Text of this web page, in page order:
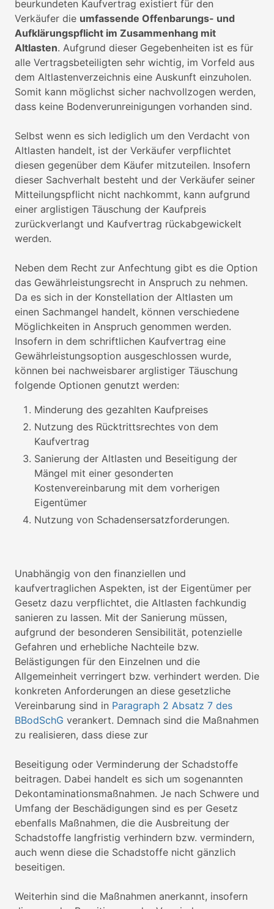
beurkundeten Kaufvertrag existiert für den
Verkäufer die umfassende Offenbarungs- und
Aufklärungspflicht im Zusammenhang mit
Altlasten. Aufgrund dieser Gegebenheiten ist es für
alle Vertragsbeteiligten sehr wichtig, im Vorfeld aus
dem Altlastenverzeichnis eine Auskunft einzuholen.
Somit kann möglichst sicher nachvollzogen werden,
dass keine Bodenverunreinigungen vorhanden sind.
Selbst wenn es sich lediglich um den Verdacht von
Altlasten handelt, ist der Verkäufer verpflichtet
diesen gegenüber dem Käufer mitzuteilen. Insofern
dieser Sachverhalt besteht und der Verkäufer seiner
Mitteilungspflicht nicht nachkommt, kann aufgrund
einer arglistigen Täuschung der Kaufpreis
zurückverlangt und Kaufvertrag rückabgewickelt
werden.
Neben dem Recht zur Anfechtung gibt es die Option
das Gewährleistungsrecht in Anspruch zu nehmen.
Da es sich in der Konstellation der Altlasten um
einen Sachmangel handelt, können verschiedene
Möglichkeiten in Anspruch genommen werden.
Insofern in dem schriftlichen Kaufvertrag eine
Gewährleistungsoption ausgeschlossen wurde,
können bei nachweisbarer arglistiger Täuschung
folgende Optionen genutzt werden:
Minderung des gezahlten Kaufpreises
Nutzung des Rücktrittsrechtes von dem
Kaufvertrag
Sanierung der Altlasten und Beseitigung der
Mängel mit einer gesonderten
Kostenvereinbarung mit dem vorherigen
Eigentümer
Nutzung von Schadensersatzforderungen.
Unabhängig von den finanziellen und
kaufvertraglichen Aspekten, ist der Eigentümer per
Gesetz dazu verpflichtet, die Altlasten fachkundig
sanieren zu lassen. Mit der Sanierung müssen,
aufgrund der besonderen Sensibilität, potenzielle
Gefahren und erhebliche Nachteile bzw.
Belästigungen für den Einzelnen und die
Allgemeinheit verringert bzw. verhindert werden. Die
konkreten Anforderungen an diese gesetzliche
Vereinbarung sind in Paragraph 2 Absatz 7 des
BBodSchG verankert. Demnach sind die Maßnahmen
zu realisieren, dass diese zur
Beseitigung oder Verminderung der Schadstoffe
beitragen. Dabei handelt es sich um sogenannten
Dekontaminationsmaßnahmen. Je nach Schwere und
Umfang der Beschädigungen sind es per Gesetz
ebenfalls Maßnahmen, die die Ausbreitung der
Schadstoffe langfristig verhindern bzw. vermindern,
auch wenn diese die Schadstoffe nicht gänzlich
beseitigen.
Weiterhin sind die Maßnahmen anerkannt, insofern